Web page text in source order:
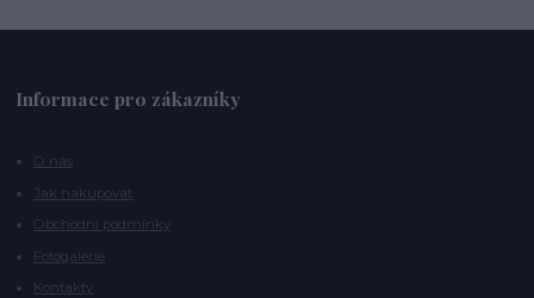
Informace pro zákazníky
O nás
Jak nakupovat
Obchodní podmínky
Fotogalerie
Kontakty